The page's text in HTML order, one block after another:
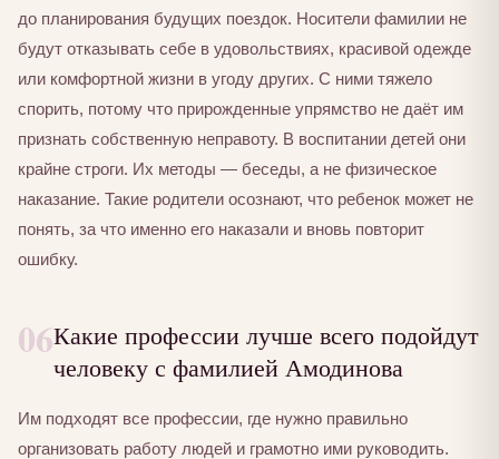
до планирования будущих поездок. Носители фамилии не
будут отказывать себе в удовольствиях, красивой одежде
или комфортной жизни в угоду других. С ними тяжело
спорить, потому что прирожденные упрямство не даёт им
признать собственную неправоту. В воспитании детей они
крайне строги. Их методы — беседы, а не физическое
наказание. Такие родители осознают, что ребенок может не
понять, за что именно его наказали и вновь повторит
ошибку.
06Какие профессии лучше всего подойдут
человеку с фамилией Амодинова
Им подходят все профессии, где нужно правильно
организовать работу людей и грамотно ими руководить.